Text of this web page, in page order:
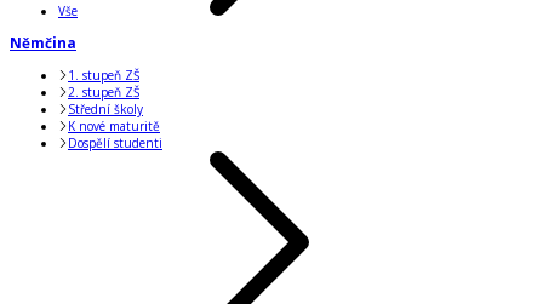
Vše
Němčina
1. stupeň ZŠ
2. stupeň ZŠ
Střední školy
K nové maturitě
Dospělí studenti